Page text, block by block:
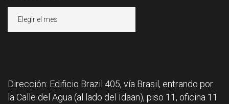
Dirección: Edificio Brazil 405, vía Brasil, entrando por
la Calle del Agua (al lado del Idaan), piso 11, oficina 11